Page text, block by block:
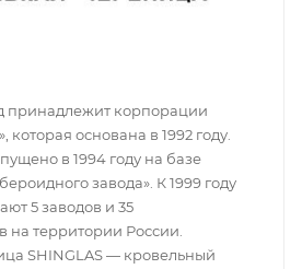
принадлежит корпорации
основана в 1992 году.
в 1994 году на базе
завода». К 1999 году
5 заводов и 35
на территории России.
SHINGLAS — кровельный